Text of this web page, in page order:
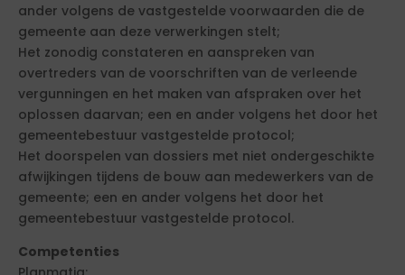
ander volgens de vastgestelde voorwaarden die de
gemeente aan deze verwerkingen stelt;
Het zonodig constateren en aanspreken van
overtreders van de voorschriften van de verleende
vergunningen en het maken van afspraken over het
oplossen daarvan; een en ander volgens het door het
gemeentebestuur vastgestelde protocol;
Het doorspelen van dossiers met niet ondergeschikte
afwijkingen tijdens de bouw aan medewerkers van de
gemeente; een en ander volgens het door het
gemeentebestuur vastgestelde protocol.
Competenties